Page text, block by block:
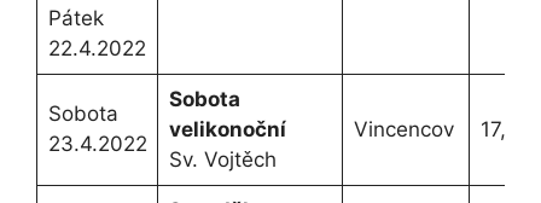
Pátek
22.4.2022
Sobota
23.4.2022
Sobota
velikonoční
Sv. Vojtěch
Vincencov